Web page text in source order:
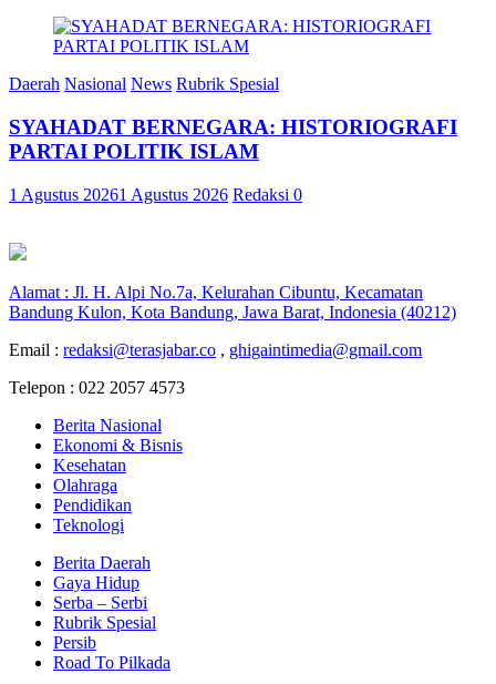
Daerah Nasional News Rubrik Spesial
SYAHADAT BERNEGARA: HISTORIOGRAFI
PARTAI POLITIK ISLAM
1 Agustus 20261 Agustus 2026 Redaksi 0
Alamat : Jl. H. Alpi No.7a, Kelurahan Cibuntu, Kecamatan
Bandung Kulon, Kota Bandung, Jawa Barat, Indonesia (40212)
Email : redaksi@terasjabar.co , ghigaintimedia@gmail.com
Telepon : 022 2057 4573
Berita Nasional
Ekonomi & Bisnis
Kesehatan
Olahraga
Pendidikan
Teknologi
Berita Daerah
Gaya Hidup
Serba – Serbi
Rubrik Spesial
Persib
Road To Pilkada